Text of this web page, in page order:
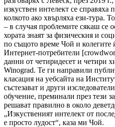
изкуствен интелект се справяха
колкото ако хвърляха ези-тура.
– в случая проблемите сякаш се
хората знаят за физическия и
по същото време Чой и колегите
Интернет-потребители
данни от четиридесет и четири
Winograd. Те ги направили
класация на уебсайта на
състезават и други
обучение, преминали през тези
решават правилно в около
„Изкуственият интелект от
е просто лудост“, каза ми Чой.